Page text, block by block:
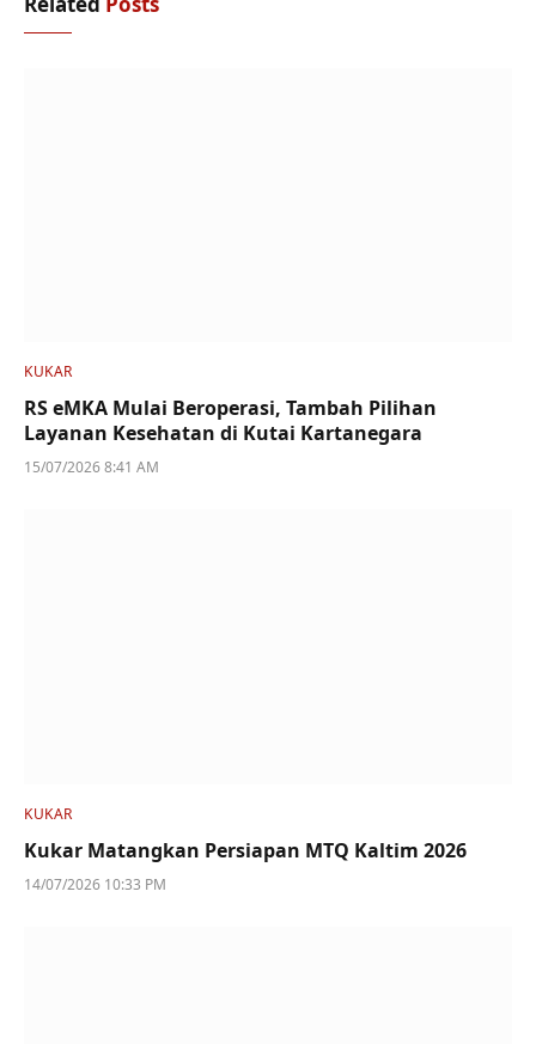
KUKAR
RS eMKA Mulai Beroperasi, Tambah Pilihan
Layanan Kesehatan di Kutai Kartanegara
15/07/2026 8:41 AM
KUKAR
Kukar Matangkan Persiapan MTQ Kaltim 2026
14/07/2026 10:33 PM